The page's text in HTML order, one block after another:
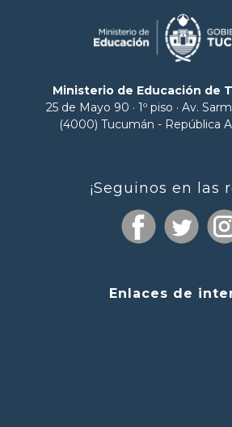
Ministerio de Educación de
25 de Mayo 90 · 1º piso · Av.
(4000) Tucumán - República
¡Seguinos en las
Enlaces de